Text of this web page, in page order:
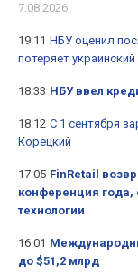
7.08.2026
19:11 НБУ оценил
потеряет
18:33 НБУ ввел
18:12 С 1 сентября
Корецкий
17:05 FinRetail
конференция
технологии
16:01
до $51,2 млрд